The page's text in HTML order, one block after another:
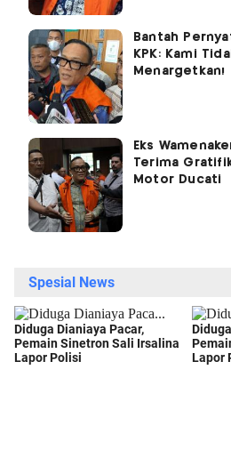
Bantah
KPK: Kami
Menargetkan!
Eks
Terima
Motor Ducati